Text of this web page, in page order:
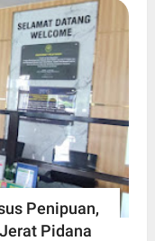
Penipuan,
Pidana